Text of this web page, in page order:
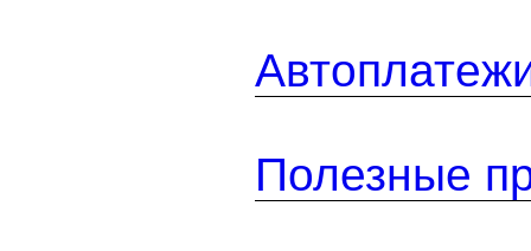
Полезные